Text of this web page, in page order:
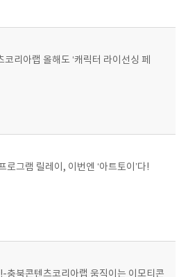
리아랩 올해도 ‘캐릭터 라이선싱 페
그램 릴레이, 이번엔 ‘아트토이’다!
충북콘텐츠코리아랩 움직이는 이모티콘